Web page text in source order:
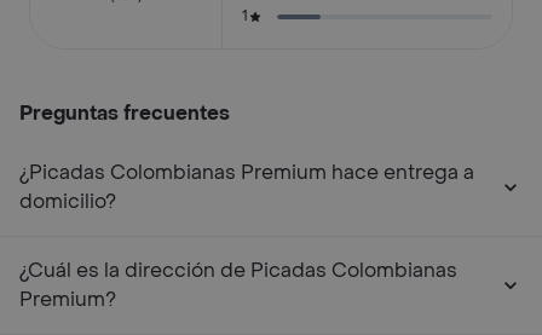
1
Preguntas frecuentes
¿Picadas Colombianas Premium hace entrega a
domicilio?
¿Cuál es la dirección de Picadas Colombianas
Premium?